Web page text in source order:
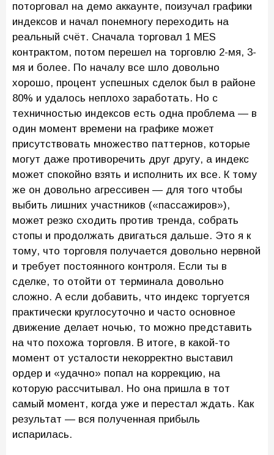
поторговал на демо аккаунте, поизучал графики
индексов и начал понемногу переходить на
реальный счёт. Сначала торговал 1 MES
контрактом, потом перешел на торговлю 2-мя, 3-
мя и более. По началу все шло довольно
хорошо, процент успешных сделок был в районе
80% и удалось неплохо заработать. Но с
техничностью индексов есть одна проблема — в
один момент времени на графике может
присутствовать множество паттернов, которые
могут даже противоречить друг другу, а индекс
может спокойно взять и исполнить их все. К тому
же он довольно агрессивен — для того чтобы
выбить лишних участников («пассажиров»),
может резко сходить против тренда, собрать
стопы и продолжать двигаться дальше. Это я к
тому, что торговля получается довольно нервной
и требует постоянного контроля. Если ты в
сделке, то отойти от терминала довольно
сложно. А если добавить, что индекс торгуется
практически круглосуточно и часто основное
движение делает ночью, то можно представить
на что похожа торговля. В итоге, в какой-то
момент от усталости некорректно выставил
ордер и «удачно» попал на коррекцию, на
которую рассчитывал. Но она пришла в тот
самый момент, когда уже и перестал ждать. Как
результат — вся полученная прибыль
испарилась.